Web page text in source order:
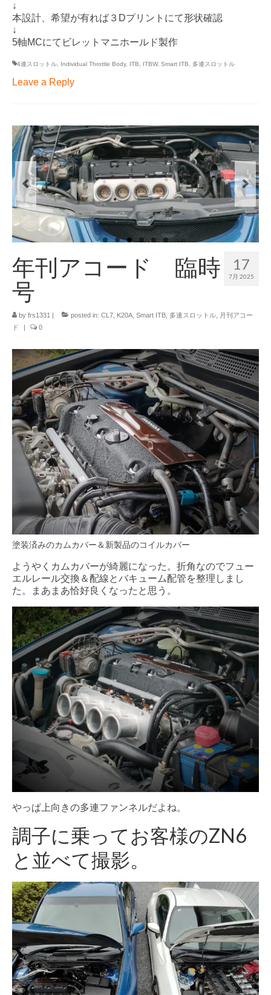
↓
本設計、希望が有れば３Dプリントにて形状確認
↓
5軸MCにてビレットマニホールド製作
4連スロットル Individual Throttle Body, ITB ITBW, Smart ITB 多連スロットル
Leave a Reply
17
7月 2025
年刊アコード 臨時
号
by frs1331 | posted in: CL7 K20A Smart ITB 多連スロットル
月刊アコー
ド
| 0
塗装済みのカムカバー＆新製品のコイルカバー
ようやくカムカバーが綺麗になった。折角なのでフュー
エルレール交換＆配線とバキューム配管を整理しまし
た。まあまあ恰好良くなったと思う。
やっぱ上向きの多連ファンネルだよね。
調子に乗ってお客様のZN6
と並べて撮影。